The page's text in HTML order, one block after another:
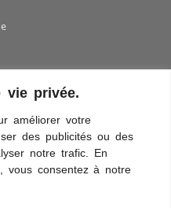
vie privée.
améliorer votre
des publicités ou des
notre trafic. En
vous consentez à notre